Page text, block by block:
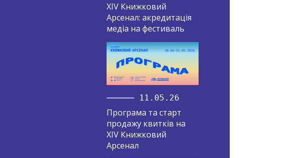
XIV Книжковий
Арсенал: акредитація
медіа на фестиваль
11.05.26
Програма та старт
продажу квитків на
XIV Книжковий
Арсенал